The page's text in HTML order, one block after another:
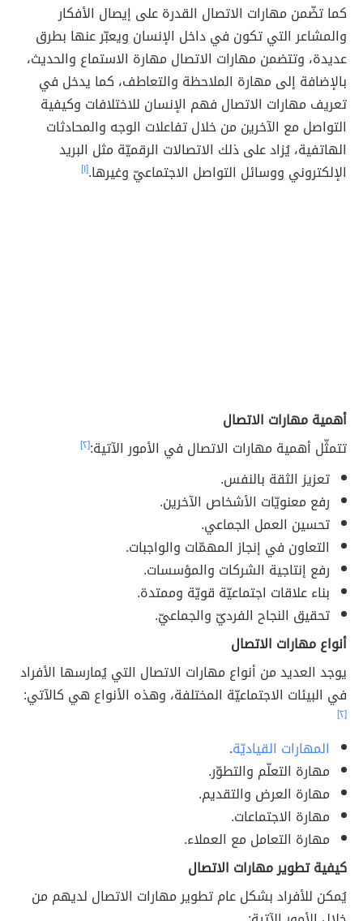
كما تضّمن مهارات الاتصال القدرة على إيصال الأفكار
والمشاعر التي تكون في داخل الإنسان ويعبّر عنها بطرق
عديدة، وتتضمن مهارات الاتصال مهارة الاستماع والحديث،
بالإضافة إلى مهارة الملاحظة والتعاطف، كما يدخل في
تعريف مهارات الاتصال فهم الإنسان للاختلافات وكيفية
التواصل مع الآخرين من خلال تفاعلات الوجه والمحادثات
الهاتفية، يُزاد على ذلك الاتصالات الرقميّة مثل البريد
الإلكتروني ووسائل التواصل الاجتماعيّ وغيرها.[١]
أهمية مهارات الاتصال
تتمثّل أهمية مهارات الاتصال في الأمور الآتية:[٢]
تعزيز الثقة بالنفس.
رفع معنويّات الأشخاص الآخرين.
تحسين العمل الجماعي.
التعاون في إنجاز المهمّات والواجبات.
رفع إنتاجية الشركات والمؤسسات.
بناء علاقات اجتماعيّة قويّة وممتدة.
تحقيق النجاح الفرديّ والجماعيّ.
أنواع مهارات الاتصال
يوجد العديد من أنواع مهارات الاتصال التي يُمارسها الأفراد
في البيئات الاجتماعيّة المختلفة، وهذه الأنواع هي كالآتي:
[٢]
المهارات القياديّة.
مهارة التعلّم والتطوّر.
مهارة العرض والتقديم.
مهارة الاجتماعات.
مهارة التعامل مع العملاء.
كيفية تطوير مهارات الاتصال
يُمكن للأفراد بشكل عام تطوير مهارات الاتصال لديهم من